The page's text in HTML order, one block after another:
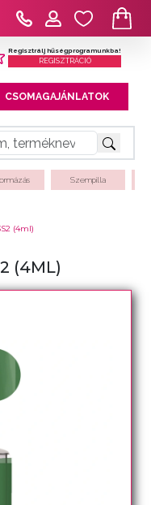
Regisztrálj hűségprogramunkba!
REGISZTRÁCIÓ
CSOMAGAJÁNLATOK
Szempilla
(4ml)
(4ML)